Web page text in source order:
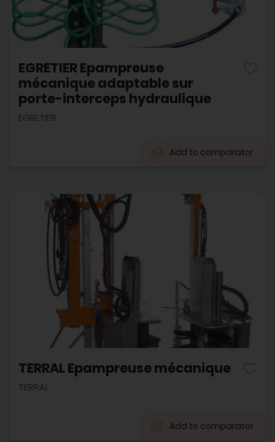
EGRETIER Epampreuse
mécanique adaptable sur
porte-interceps hydraulique
EGRETIER
Add to comparator
TERRAL Epampreuse mécanique
TERRAL
Add to comparator